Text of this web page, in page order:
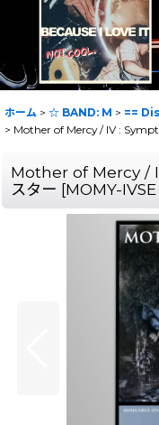
ホーム > ☆ BAND: M > ==
> Mother of Mercy / IV :
Mother of Mercy /
スター [MOMY-